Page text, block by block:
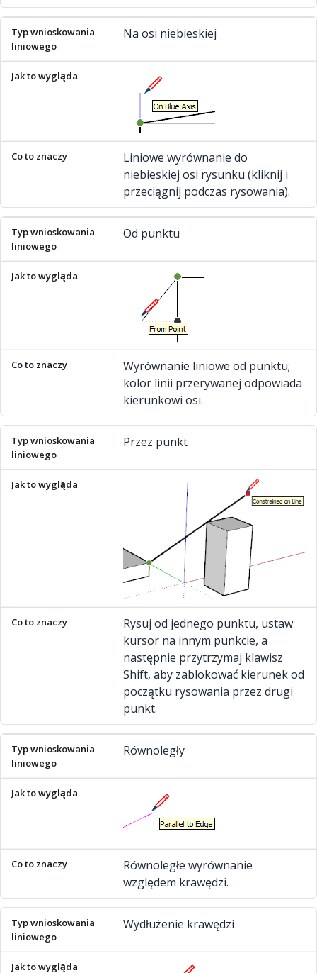
Na osi niebieskiej
Liniowe wyrównanie do
niebieskiej osi rysunku (kliknij i
przeciągnij podczas rysowania).
Od punktu
Wyrównanie liniowe od punktu;
kolor linii przerywanej odpowiada
kierunkowi osi.
Przez punkt
Rysuj od jednego punktu, ustaw
kursor na innym punkcie, a
następnie przytrzymaj klawisz
Shift, aby zablokować kierunek od
początku rysowania przez drugi
punkt.
Równoległy
Równoległe wyrównanie
względem krawędzi.
Wydłużenie krawędzi